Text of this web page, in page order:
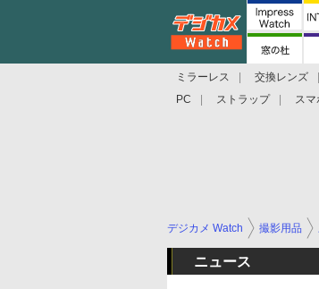
ミラーレス 交換レンズ
PC
ストラップ スマ
デジカメ Watch 撮影用品
ニュース